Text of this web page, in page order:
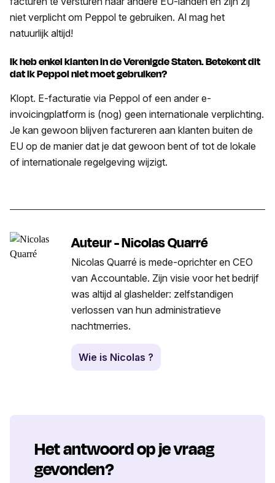
niet verplicht om Peppol te gebruiken. Al mag het
natuurlijk altijd!
Ik heb enkel klanten in de Verenigde Staten. Betekent dit
dat ik Peppol niet moet gebruiken?
Klopt. E-facturatie via Peppol of een ander e-
invoicingplatform is (nog) geen internationale verplichting.
Je kan gewoon blijven factureren aan klanten buiten de
EU op de manier dat je dat gewoon bent of tot de lokale
of internationale regelgeving wijzigt.
Auteur - Nicolas Quarré
Nicolas Quarré is mede-oprichter en CEO
van Accountable. Zijn visie voor het bedrijf
was altijd al glashelder: zelfstandigen
verlossen van hun administratieve
nachtmerries.
Wie is Nicolas ?
Het antwoord op je vraag
gevonden?